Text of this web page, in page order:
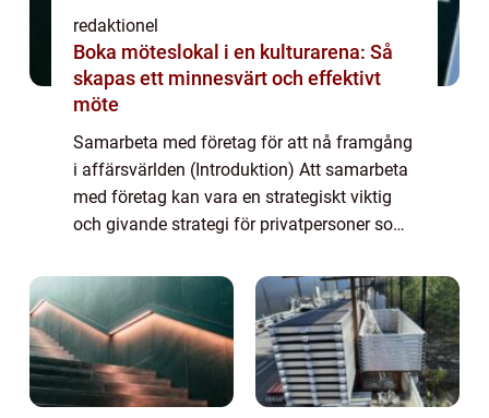
redaktionel
Boka möteslokal i en kulturarena: Så
skapas ett minnesvärt och effektivt
möte
Samarbeta med företag för att nå framgång
i affärsvärlden (Introduktion) Att samarbeta
med företag kan vara en strategiskt viktig
och givande strategi för privatpersoner som
denna artikel kommer vi att und...